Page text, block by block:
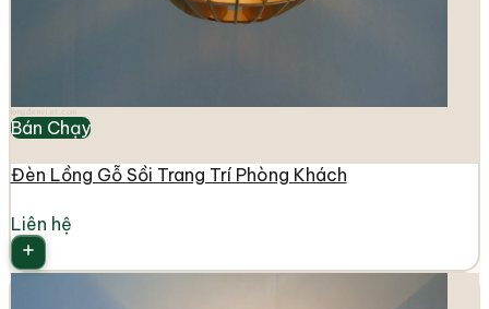
Bán Chạy
Đèn Lồng Gỗ Sồi Trang Trí Phòng Khách
Liên hệ